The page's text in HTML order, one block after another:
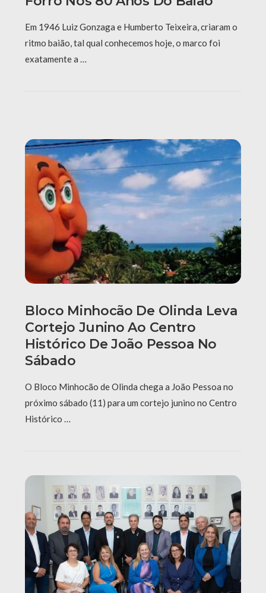
Em 1946 Luiz Gonzaga e Humberto Teixeira, criaram o
ritmo baião, tal qual conhecemos hoje, o marco foi
exatamente a …
Bloco Minhocão De Olinda Leva
Cortejo Junino Ao Centro
Histórico De João Pessoa No
Sábado
O Bloco Minhocão de Olinda chega a João Pessoa no
próximo sábado (11) para um cortejo junino no Centro
Histórico …